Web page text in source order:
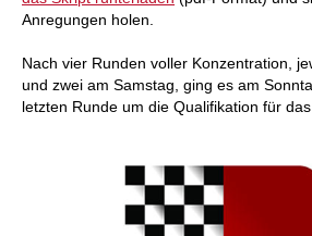
Anregungen holen.
Nach vier Runden voller Konzentration,
und zwei am Samstag, ging es am
letzten Runde um die Qualifikation für das